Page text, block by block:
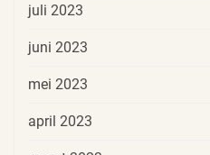
juli 2023
juni 2023
mei 2023
april 2023